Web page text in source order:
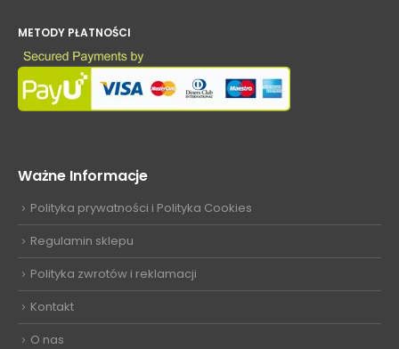
METODY PŁATNOŚCI
Ważne Informacje
Polityka prywatności i Polityka Cookies
Regulamin sklepu
Polityka zwrotów i reklamacji
Kontakt
O nas